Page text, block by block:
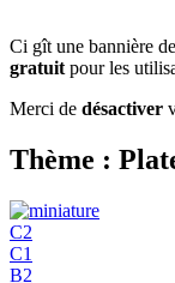
Ci gît une bannière
gratuit pour les
Merci de désactiver
Thème :
C2
C1
B2